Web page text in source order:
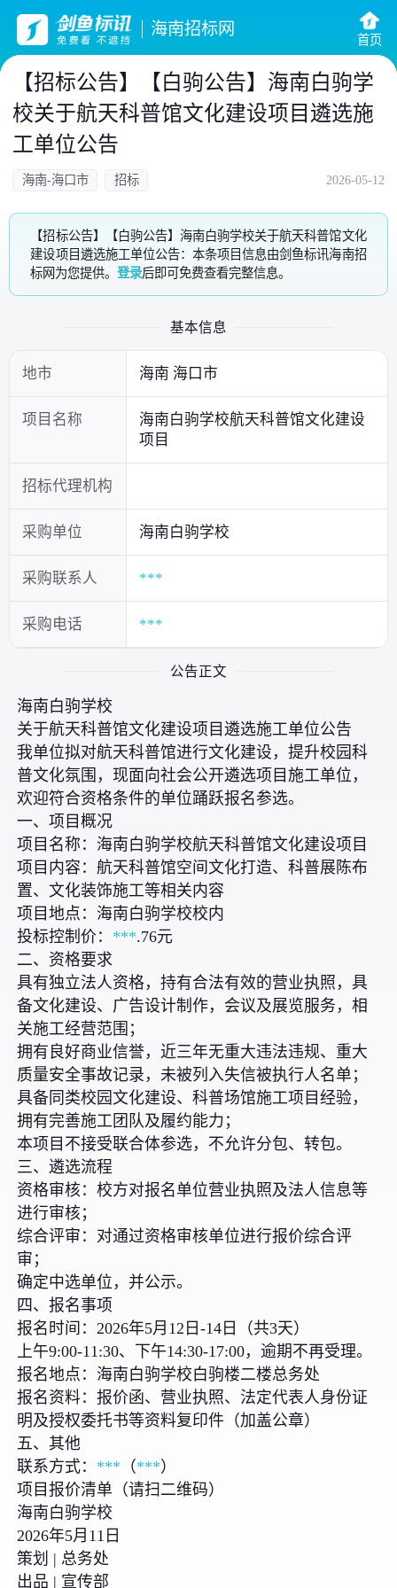
海南招标网
首页
【招标公告】【白驹公告】海南白驹学
校关于航天科普馆文化建设项目遴选施
工单位公告
海南-海口市 招标 2026-05-12
【招标公告】【白驹公告】海南白驹学校关于航天科普馆文化
建设项目遴选施工单位公告：本条项目信息由剑鱼标讯海南招
标网为您提供。登录后即可免费查看完整信息。
基本信息
地市 海南 海口市
项目名称
海南白驹学校航天科普馆文化建设
项目
招标代理机构
采购单位 海南白驹学校
采购联系人 ***
采购电话 ***
公告正文
海南白驹学校
关于航天科普馆文化建设项目遴选施工单位公告
我单位拟对航天科普馆进行文化建设，提升校园科
普文化氛围，现面向社会公开遴选项目施工单位，
欢迎符合资格条件的单位踊跃报名参选。
一、项目概况
项目名称：海南白驹学校航天科普馆文化建设项目
项目内容：航天科普馆空间文化打造、科普展陈布
置、文化装饰施工等相关内容
项目地点：海南白驹学校校内
投标控制价： ***.76元
二、资格要求
具有独立法人资格，持有合法有效的营业执照，具
备文化建设、广告设计制作，会议及展览服务，相
关施工经营范围；
拥有良好商业信誉，近三年无重大违法违规、重大
质量安全事故记录，未被列入失信被执行人名单；
具备同类校园文化建设、科普场馆施工项目经验，
拥有完善施工团队及履约能力；
本项目不接受联合体参选，不允许分包、转包。
三、遴选流程
资格审核：校方对报名单位营业执照及法人信息等
进行审核；
综合评审：对通过资格审核单位进行报价综合评
审；
确定中选单位，并公示。
四、报名事项
报名时间：2026年5月12日-14日（共3天）
上午9:00-11:30、下午14:30-17:00，逾期不再受理。
报名地点：海南白驹学校白驹楼二楼总务处
报名资料：报价函、营业执照、法定代表人身份证
明及授权委托书等资料复印件（加盖公章）
五、其他
联系方式： *** （***）
项目报价清单（请扫二维码）
海南白驹学校
2026年5月11日
策划 | 总务处
出品 | 宣传部